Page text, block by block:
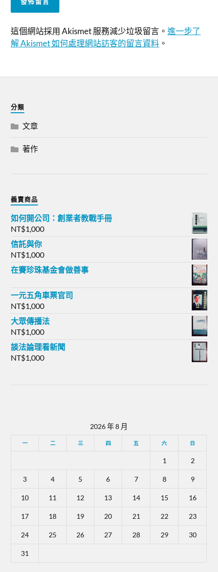
這個網站採用 Akismet 服務減少垃圾留言。進一步了
解 Akismet 如何處理網站訪客的留言資料 。
分類
文章
著作
義賣商品
如何開公司：創業者教戰手冊
NT$1,000
信託與你
NT$1,000
在賽珍珠基金會做善事
一元五角車票官司
NT$1,000
大眾傳播法
NT$1,000
談法論理看新聞
NT$1,000
2026 年 8 月
一 二 三 四 五 六 日
1 2
3 4 5 6 7 8 9
10 11 12 13 14 15 16
17 18 19 20 21 22 23
24 25 26 27 28 29 30
31